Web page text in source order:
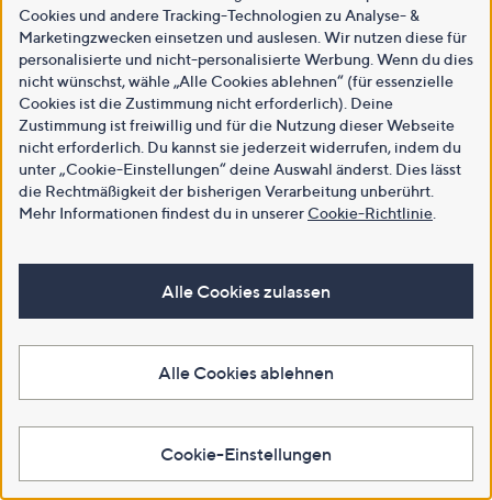
Cookies und andere Tracking-Technologien zu Analyse- &
Marketingzwecken einsetzen und auslesen. Wir nutzen diese für
personalisierte und nicht-personalisierte Werbung. Wenn du dies
nicht wünschst, wähle „Alle Cookies ablehnen“ (für essenzielle
Cookies ist die Zustimmung nicht erforderlich). Deine
Zustimmung ist freiwillig und für die Nutzung dieser Webseite
nicht erforderlich. Du kannst sie jederzeit widerrufen, indem du
unter „Cookie-Einstellungen“ deine Auswahl änderst. Dies lässt
die Rechtmäßigkeit der bisherigen Verarbeitung unberührt.
Mehr Informationen findest du in unsererCookie-Richtlinie
Alle Cookies zulassen
Alle Cookies ablehnen
Cookie-Einstellungen